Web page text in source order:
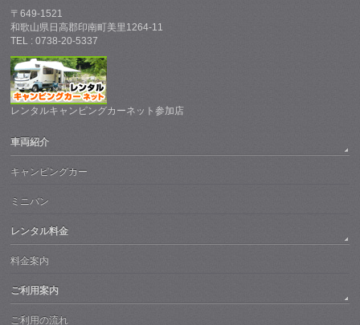
〒649-1521
和歌山県日高郡印南町美里1264-11
TEL : 0738-20-5337
レンタルキャンピングカーネット参加店
車両紹介
キャンピングカー
ミニバン
レンタル料金
料金案内
ご利用案内
ご利用の流れ